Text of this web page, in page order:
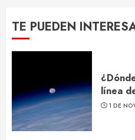
TE PUEDEN
línea
1 DE